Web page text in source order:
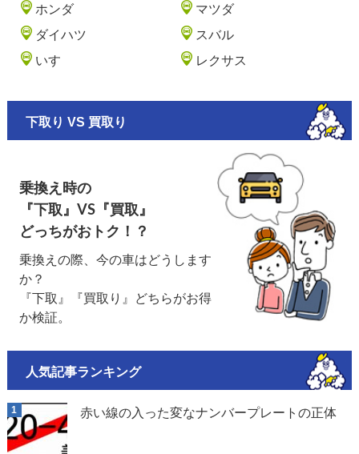
ホンダ
マツダ
ダイハツ
スバル
いすゞ
レクサス
下取り VS 買取り
乗換え時の
『下取』VS『買取』
どっちがおトク！？
乗換えの際、今の車はどうします
か？
『下取』『買取り』どちらがお得
か検証。
人気記事ランキング
赤い線の入った変なナンバープレートの正体